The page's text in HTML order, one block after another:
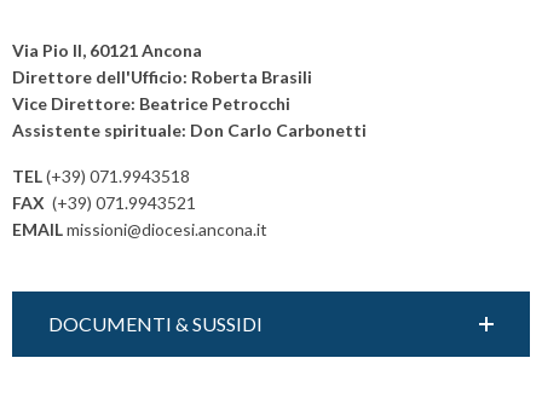
s
t
N
a
v
i
g
t
o
Via Pio II, 60121 Ancona
Direttore dell'Ufficio: Roberta Brasili
Vice Direttore: Beatrice Petrocchi
Assistente spirituale: Don Carlo Carbonetti
TEL(+39) 071.9943518
FAX (+39) 071.9943521
EMAILmissioni@diocesi.ancona.it
DOCUMENTI & SUSSIDI